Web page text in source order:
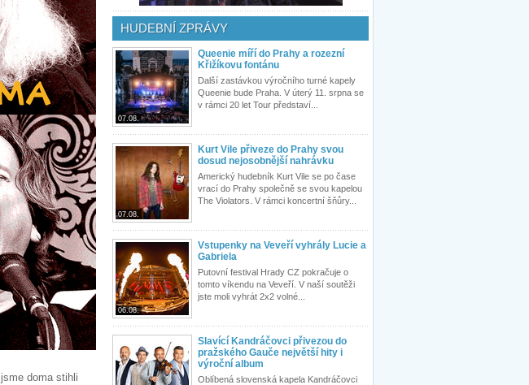
doma stihli
HUDEBNÍ ZPRÁVY
07.08.
Queenie míří do Prahy a rozezní
Křižíkovu fontánu
Další zastávkou výročního turné kapely
Queenie bude Praha. V úterý 11. srpna se
v rámci 20 let Tour představí...
07.08.
Kurt Vile přiveze do Prahy svou
dosud nejosobnější nahrávku
Americký hudebník Kurt Vile se po čase
vrací do Prahy společně se svou kapelou
The Violators. V rámci koncertní šňůry...
06.08.
Vstupenky na Veveří vyhrály Lucie a
Gabriela
Putovní festival Hrady CZ pokračuje o
tomto víkendu na Veveří. V naší soutěži
jste moli vyhrát 2x2 volné...
Slavící Kandráčovci přivezou do
pražského Gauče největší hity i
výroční album
Oblíbená slovenská kapela Kandráčovci